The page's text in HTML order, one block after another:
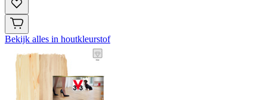
Bekijk alles in houtkleurstof